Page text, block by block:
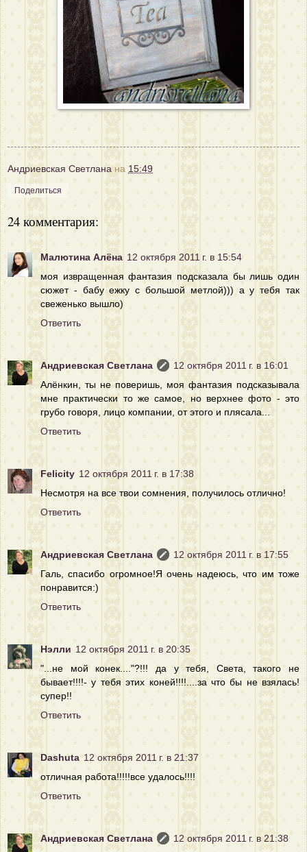
Андриевская Светлана на 15:49
Поделиться
24 комментария:
Малютина Алёна 12 октября 2011 г. в 15:54
моя извращенная фантазия подсказала бы лишь один
сюжет - бабу ежку с большой метлой))) а у тебя так
свеженько вышло)
Ответить
Андриевская Светлана
12 октября 2011 г. в 16:01
Алёнкин, ты не поверишь, моя фантазия подсказывала
мне практически то же самое, но верхнее фото - это
грубо говоря, лицо компании, от этого и плясала...
Ответить
Felicity 12 октября 2011 г. в 17:38
Несмотря на все твои сомнения, получилось отлично!
Ответить
Андриевская Светлана
12 октября 2011 г. в 17:55
Галь, спасибо огромное!Я очень надеюсь, что им тоже
понравится:)
Ответить
Нэлли 12 октября 2011 г. в 20:35
"...не мой конек...."?!!! да у тебя, Света, такого не
бывает!!!!- у тебя этих коней!!!!....за что бы не взялась!
супер!!
Ответить
Dashuta 12 октября 2011 г. в 21:37
отличная работа!!!!!все удалось!!!!
Ответить
Андриевская Светлана
12 октября 2011 г. в 21:38